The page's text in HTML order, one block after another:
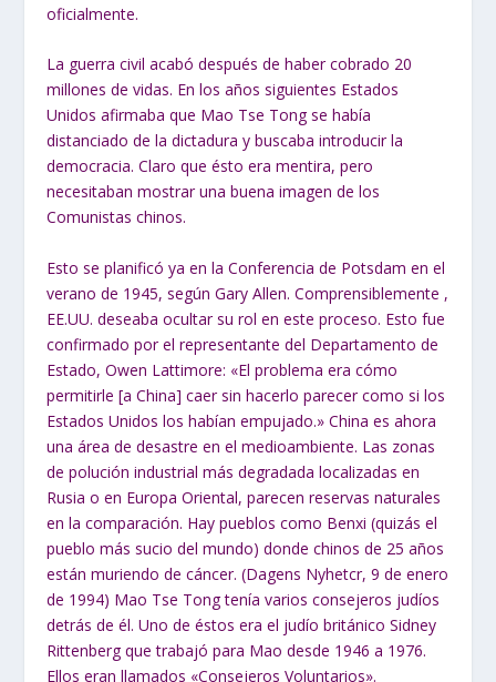
oficialmente.
La guerra civil acabó después de haber cobrado 20
millones de vidas. En los años siguientes Estados
Unidos afirmaba que Mao Tse Tong se había
distanciado de la dictadura y buscaba introducir la
democracia. Claro que ésto era mentira, pero
necesitaban mostrar una buena imagen de los
Comunistas chinos.
Esto se planificó ya en la Conferencia de Potsdam en el
verano de 1945, según Gary Allen. Comprensiblemente ,
EE.UU. deseaba ocultar su rol en este proceso. Esto fue
confirmado por el representante del Departamento de
Estado, Owen Lattimore: «El problema era cómo
permitirle [a China] caer sin hacerlo parecer como si los
Estados Unidos los habían empujado.» China es ahora
una área de desastre en el medioambiente. Las zonas
de polución industrial más degradada localizadas en
Rusia o en Europa Oriental, parecen reservas naturales
en la comparación. Hay pueblos como Benxi (quizás el
pueblo más sucio del mundo) donde chinos de 25 años
están muriendo de cáncer. (Dagens Nyhetcr, 9 de enero
de 1994) Mao Tse Tong tenía varios consejeros judíos
detrás de él. Uno de éstos era el judío británico Sidney
Rittenberg que trabajó para Mao desde 1946 a 1976.
Ellos eran llamados «Consejeros Voluntarios».